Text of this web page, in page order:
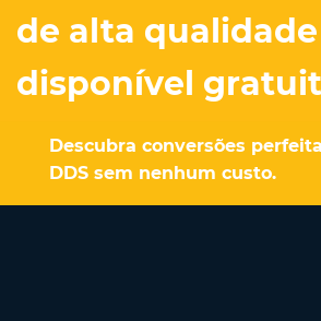
de alta qualidade
disponível
Descubra conversões
DDS sem nenhum custo.